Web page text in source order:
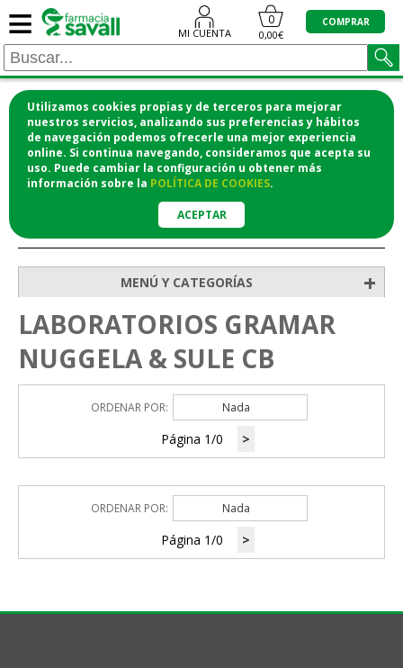
Utilizamos cookies propias y de terceros para mejorar
nuestros servicios, analizando sus preferencias y hábitos
de navegación podemos ofrecerle una mejor experiencia
online. Si continua navegando, consideramos que acepta su
uso. Puede cambiar la configuración u obtener más
información sobre la POLÍTICA DE COOKIES.
ACEPTAR
≡ MI CUENTA
0
0,00€
COMPRAR
¡COMPRA CÓMODAMENTE DESDE CASA Y RECOGE
EN LA FARMACIA!
o si lo prefieres te lo mandamos a casa
MENÚ Y CATEGORÍAS +
LABORATORIOS GRAMAR
NUGGELA & SULE CB
ORDENAR POR: Nada
Página 1/0 >
ORDENAR POR: Nada
Página 1/0 >